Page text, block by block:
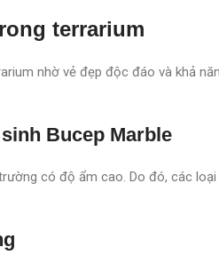
terrarium
nhờ vẻ đẹp độc đáo và khả
Bucep Marble
có độ ẩm cao. Do đó, các